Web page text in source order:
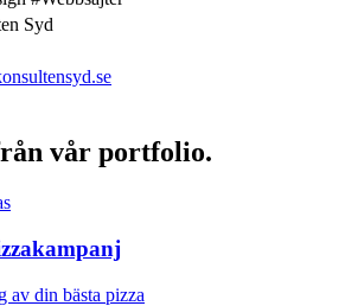
Syd
vår portfolio.
av din bästa pizza